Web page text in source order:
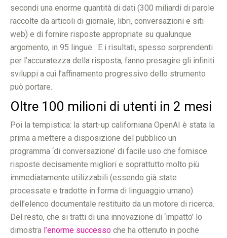
secondi una enorme quantità di dati (300 miliardi di parole
raccolte da articoli di giornale, libri, conversazioni e siti
web) e di fornire risposte appropriate su qualunque
argomento, in 95 lingue. E i risultati, spesso sorprendenti
per l’accuratezza della risposta, fanno presagire gli infiniti
sviluppi a cui l’affinamento progressivo dello strumento
può portare.
Oltre 100 milioni di utenti in 2 mesi
Poi la tempistica: la start-up californiana OpenAI è stata la
prima a mettere a disposizione del pubblico un
programma ‘di conversazione’ di facile uso che fornisce
risposte decisamente migliori e soprattutto molto più
immediatamente utilizzabili (essendo già state
processate e tradotte in forma di linguaggio umano)
dell’elenco documentale restituito da un motore di ricerca.
Del resto, che si tratti di una innovazione di ‘impatto’ lo
dimostra l’enorme successo che ha ottenuto in poche